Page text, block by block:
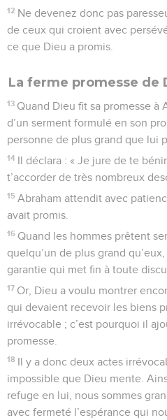
12 Ne devenez donc pas
de ceux qui croient avec
ce que Dieu a promis.
La ferme promesse de
13 Quand Dieu fit sa promesse à
d’un serment formulé en son
personne de plus grand que lui
14 Il déclara : « Je jure de te
t’accorder de très nombreux
15 Abraham attendit avec
avait promis.
16 Quand les hommes prêtent
quelqu’un de plus grand
garantie qui met fin à toute
17 Or, Dieu a voulu montrer
qui devaient recevoir les biens
irrévocable ; c’est pourquoi il
promesse.
18 Il y a donc deux actes
impossible que Dieu mente.
refuge en lui, nous sommes
avec fermeté l’espérance qui